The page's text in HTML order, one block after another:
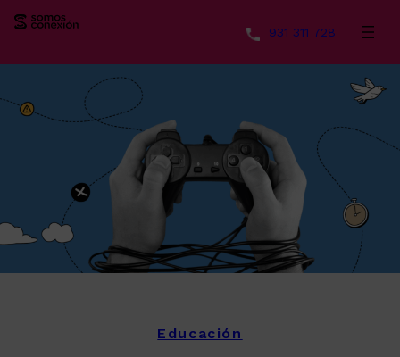
al
contenido
931 311 728
Educación